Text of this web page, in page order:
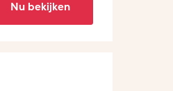
Nu bekijken